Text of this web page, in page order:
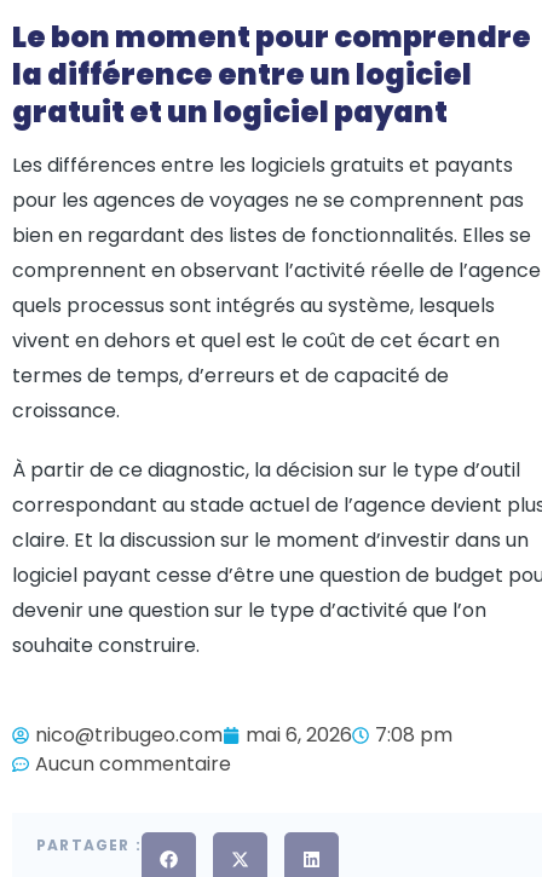
Le bon moment pour comprendre
la différence entre un logiciel
gratuit et un logiciel payant
Les différences entre les logiciels gratuits et payants
pour les agences de voyages ne se comprennent pas
bien en regardant des listes de fonctionnalités. Elles se
comprennent en observant l’activité réelle de l’agence
quels processus sont intégrés au système, lesquels
vivent en dehors et quel est le coût de cet écart en
termes de temps, d’erreurs et de capacité de
croissance.
À partir de ce diagnostic, la décision sur le type d’outil
correspondant au stade actuel de l’agence devient
claire. Et la discussion sur le moment d’investir dans un
logiciel payant cesse d’être une question de budget
devenir une question sur le type d’activité que l’on
souhaite construire.
nico@tribugeo.com mai 6, 2026
7:08 pm
Aucun commentaire
PARTAGER :